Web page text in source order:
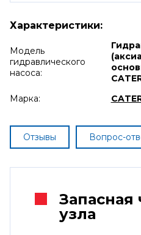
Характеристики:
Модель
гидравлического
насоса:
Марка:
Отзывы Вопрос-
Запасная
узла